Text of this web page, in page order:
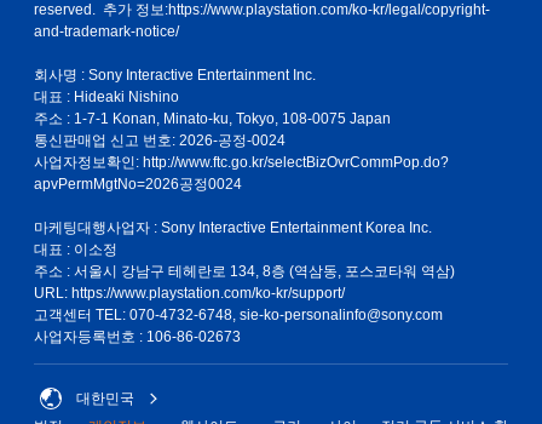
reserved. 추가 정보:https://www.playstation.com/ko-kr/legal/copyright-
and-trademark-notice/
회사명 : Sony Interactive Entertainment Inc.
대표 : Hideaki Nishino
주소 : 1-7-1 Konan, Minato-ku, Tokyo, 108-0075 Japan
통신판매업 신고 번호: 2026-공정-0024
사업자정보확인: http://www.ftc.go.kr/selectBizOvrCommPop.do?
apvPermMgtNo=2026공정0024
마케팅대행사업자 : Sony Interactive Entertainment Korea Inc.
대표 : 이소정
주소 : 서울시 강남구 테헤란로 134, 8층 (역삼동, 포스코타워 역삼)
URL: https://www.playstation.com/ko-kr/support/
고객센터 TEL: 070-4732-6748, sie-ko-personalinfo@sony.com
사업자등록번호 : 106-86-02673
대한민국